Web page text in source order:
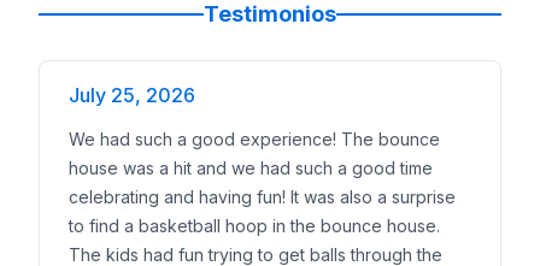
Testimonios
July 25, 2026
We had such a good experience! The bounce
house was a hit and we had such a good time
celebrating and having fun! It was also a surprise
to find a basketball hoop in the bounce house.
The kids had fun trying to get balls through the